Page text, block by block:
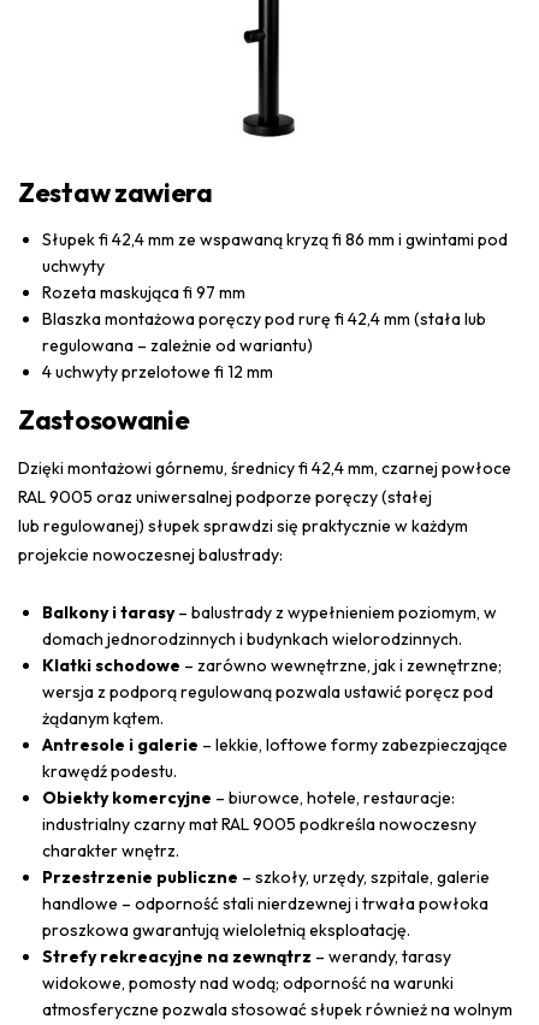
Zestaw zawiera
Słupek fi 42,4 mm ze wspawaną kryzą fi 86 mm i gwintami pod
uchwyty
Rozeta maskująca fi 97 mm
Blaszka montażowa poręczy pod rurę fi 42,4 mm (stała lub
regulowana – zależnie od wariantu)
4 uchwyty przelotowe fi 12 mm
Zastosowanie
Dzięki montażowi górnemu, średnicy fi 42,4 mm, czarnej powłoce
RAL 9005 oraz uniwersalnej podporze poręczy (stałej
lub regulowanej) słupek sprawdzi się praktycznie w każdym
projekcie nowoczesnej balustrady:
Balkony i tarasy– balustrady z wypełnieniem poziomym, w
domach jednorodzinnych i budynkach wielorodzinnych.
Klatki schodowe – zarówno wewnętrzne, jak i zewnętrzne;
wersja z podporą regulowaną pozwala ustawić poręcz pod
żądanym kątem.
Antresole i galerie – lekkie, loftowe formy zabezpieczające
krawędź podestu.
Obiekty komercyjne – biurowce, hotele, restauracje:
industrialny czarny mat RAL 9005 podkreśla nowoczesny
charakter wnętrz.
Przestrzenie publiczne – szkoły, urzędy, szpitale, galerie
handlowe – odporność stali nierdzewnej i trwała powłoka
proszkowa gwarantują wieloletnią eksploatację.
Strefy rekreacyjne na zewnątrz – werandy, tarasy
widokowe, pomosty nad wodą; odporność na warunki
atmosferyczne pozwala stosować słupek również na wolnym